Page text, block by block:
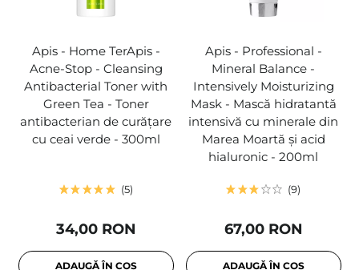
Apis - Home TerApis -
Acne-Stop - Cleansing
Antibacterial Toner with
Green Tea - Toner
antibacterian de curățare
cu ceai verde - 300ml
5
34,00 RON
ADAUGĂ ÎN COȘ
Apis - Professional -
Mineral Balance -
Intensively Moisturizing
Mask - Mască hidratantă
intensivă cu minerale din
Marea Moartă și acid
hialuronic - 200ml
9
67,00 RON
ADAUGĂ ÎN COȘ